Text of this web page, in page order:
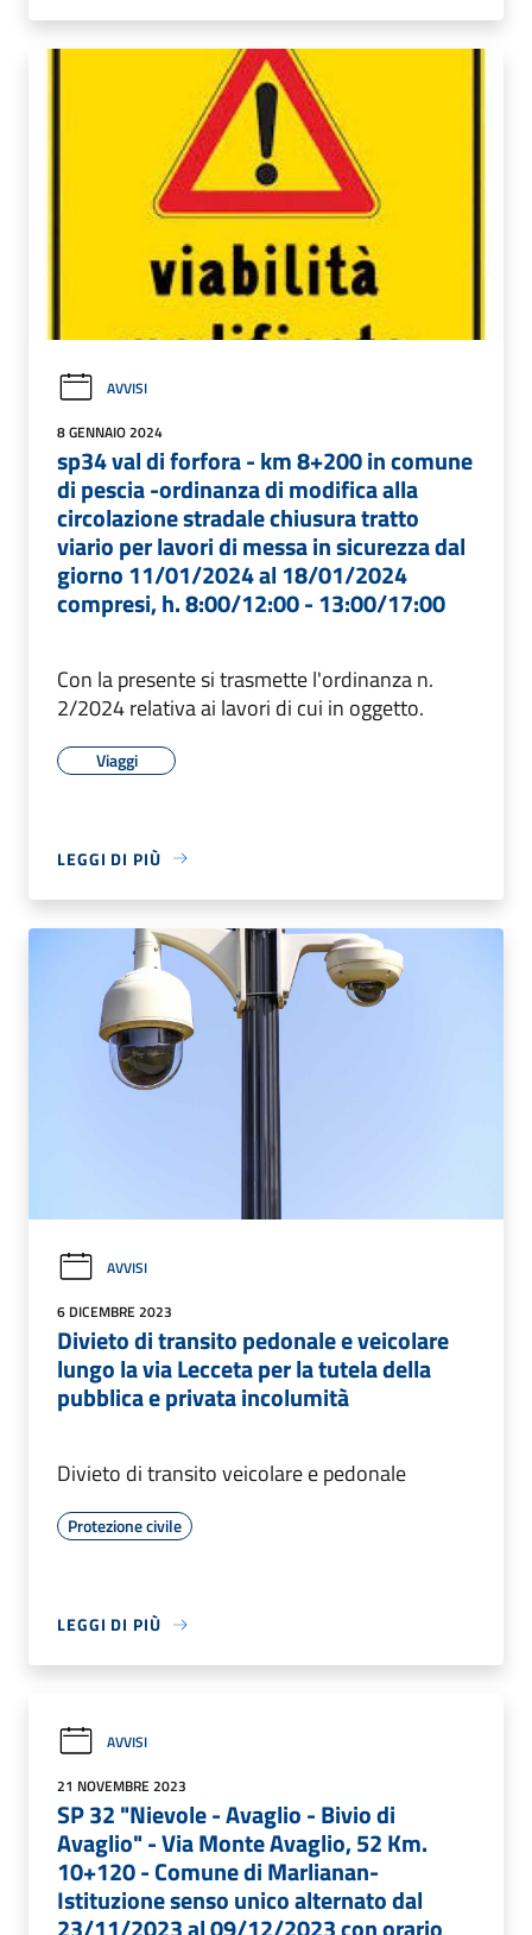
AVVISI
8 GENNAIO 2024
sp34 val di forfora - km 8+200 in comune
di pescia -ordinanza di modifica alla
circolazione stradale chiusura tratto
viario per lavori di messa in sicurezza dal
giorno 11/01/2024 al 18/01/2024
compresi, h. 8:00/12:00 - 13:00/17:00
Con la presente si trasmette l'ordinanza n.
2/2024 relativa ai lavori di cui in oggetto.
Viaggi
LEGGI DI PIÙ
AVVISI
6 DICEMBRE 2023
Divieto di transito pedonale e veicolare
lungo la via Lecceta per la tutela della
pubblica e privata incolumità
Divieto di transito veicolare e pedonale
Protezione civile
LEGGI DI PIÙ
AVVISI
21 NOVEMBRE 2023
SP 32 "Nievole - Avaglio - Bivio di
Avaglio" - Via Monte Avaglio, 52 Km.
10+120 - Comune di Marlianan-
Istituzione senso unico alternato dal